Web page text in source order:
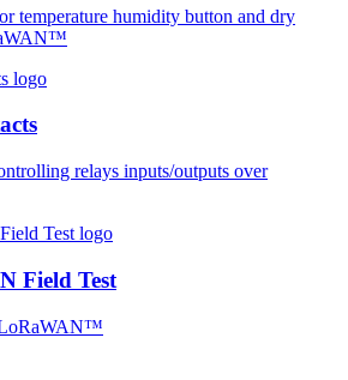
temperature humidity button and dry
relays inputs/outputs over
Field Test
LoRaWAN™